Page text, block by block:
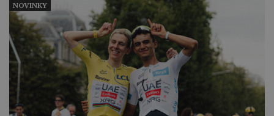
NOVINKY